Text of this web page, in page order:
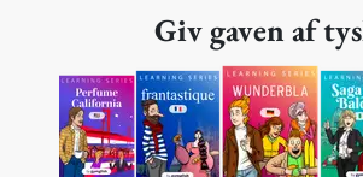
Giv gaven af